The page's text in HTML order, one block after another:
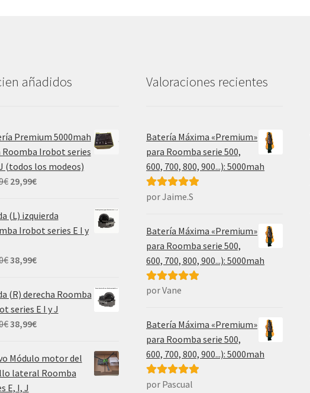
añadidos
Premium 5000mah
Roomba Irobot series
(todos los modeos)
€ El
original
era:
29,99€El
actual
(L) izquierda
Irobot series E I y
€ El
original
era:
38,99€El
actual
es:
38,99€.
(R) derecha Roomba
series E I y J
€ El
original
era:
55,00€.
38,99€El
es:
Módulo motor del
lateral Roomba
E, I, J
Valoraciones recientes
Batería Máxima «Premium»
para Roomba serie 500,
600, 700, 800, 900...): 5000mah
Valorado con
por Jaime.S
Batería Máxima «Premium»
para Roomba serie 500,
600, 700, 800, 900...): 5000mah
Valorado con
por Vane
Batería Máxima «Premium»
para Roomba serie 500,
600, 700, 800, 900...): 5000mah
Valorado con
por Pascual